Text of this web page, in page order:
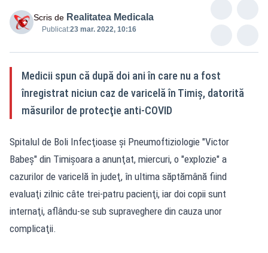
Scris de Realitatea Medicala
Publicat:23 mar. 2022, 10:16
Medicii spun că după doi ani în care nu a fost
înregistrat niciun caz de varicelă în Timiş, datorită
măsurilor de protecţie anti-COVID
Spitalul de Boli Infecţioase şi Pneumoftiziologie "Victor
Babeş" din Timişoara a anunţat, miercuri, o "explozie" a
cazurilor de varicelă în judeţ, în ultima săptămână fiind
evaluaţi zilnic câte trei-patru pacienţi, iar doi copii sunt
internaţi, aflându-se sub supraveghere din cauza unor
complicaţii.